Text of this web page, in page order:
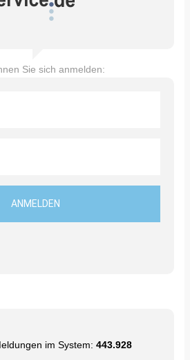
Sie sich anmelden:
im System: 443.928